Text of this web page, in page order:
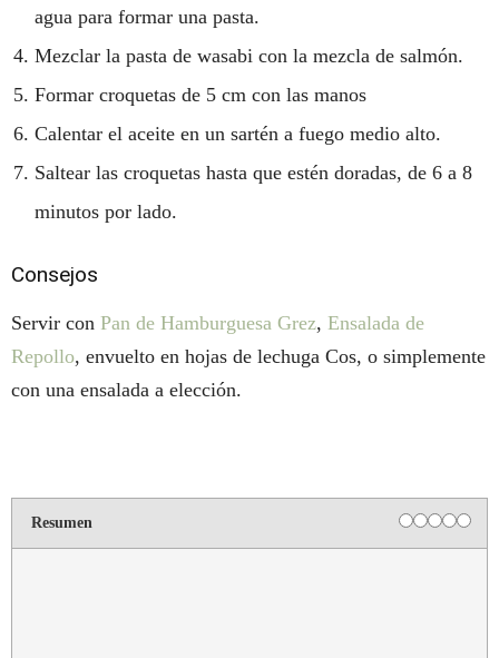
agua para formar una pasta.
Mezclar la pasta de wasabi con la mezcla de salmón.
Formar croquetas de 5 cm con las manos
Calentar el aceite en un sartén a fuego medio alto.
Saltear las croquetas hasta que estén doradas, de 6 a 8
minutos por lado.
Consejos
Servir con Pan de Hamburguesa Grez, Ensalada de
Repollo, envuelto en hojas de lechuga Cos, o simplemente
con una ensalada a elección.
Resumen